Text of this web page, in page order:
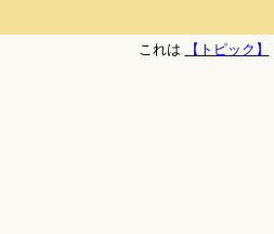
これは
【トピック】